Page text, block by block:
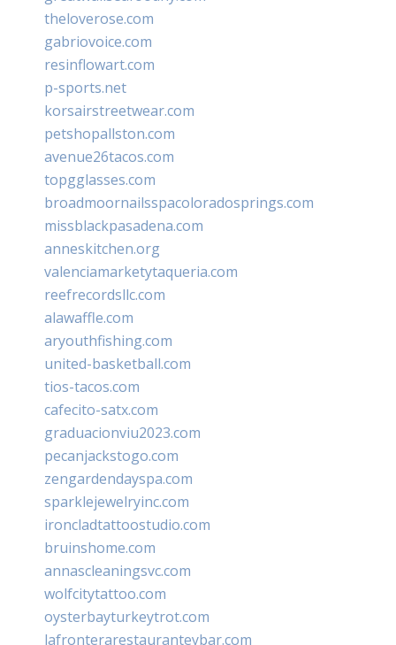
theloverose.com
gabriovoice.com
resinflowart.com
p-sports.net
korsairstreetwear.com
petshopallston.com
avenue26tacos.com
topgglasses.com
broadmoornailsspacoloradosprings.com
missblackpasadena.com
anneskitchen.org
valenciamarketytaqueria.com
reefrecordsllc.com
alawaffle.com
aryouthfishing.com
united-basketball.com
tios-tacos.com
cafecito-satx.com
graduacionviu2023.com
pecanjackstogo.com
zengardendayspa.com
sparklejewelryinc.com
ironcladtattoostudio.com
bruinshome.com
annascleaningsvc.com
wolfcitytattoo.com
oysterbayturkeytrot.com
lafronterarestauranteybar.com